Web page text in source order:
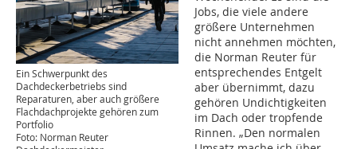
Ein Schwerpunkt des
Dachdeckerbetriebs sind
Reparaturen, aber auch größere
Flachdachprojekte gehören zum
Portfolio
Foto: Norman Reuter
Jobs, die viele andere
größere Unternehmen
nicht annehmen möchten,
die Norman Reuter für
entsprechendes Entgelt
aber übernimmt, dazu
gehören Undichtigkeiten
im Dach oder tropfende
Rinnen. „Den normalen